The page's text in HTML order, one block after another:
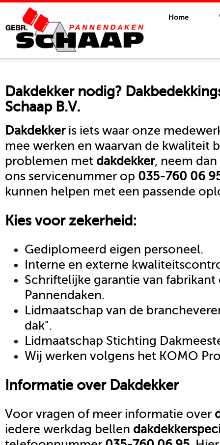
Home
Dakdekkernodig?
Schaap B.V.
Dakdekkeris iets waar onze
mee werken en waarvan de kwaliteit
problemen met dakdekker, neem
ons servicenummer op 035-760 06
kunnen helpen met een passende
Kies voor zekerheid:
Gediplomeerd eigen personeel.
Interne en externe
Schriftelijke garantie van fabrikant
Pannendaken.
Lidmaatschap van de
dak".
Lidmaatschap Stichting
Wij werken volgens het KOMO
Informatie over Dakdekker
Voor vragen of meer informatie over
iedere werkdag bellen dakdekker